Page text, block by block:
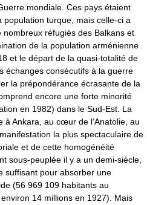
mondiale. Ces pays étaient
turque, mais celle-ci a
réfugiés des Balkans et
de la population arménienne
et le départ de la quasi-totalité de
échanges consécutifs à la guerre
la prépondérance écrasante de la
encore une forte minorité
en 1982) dans le Sud-Est. La
à Ankara, au cœur de l’Anatolie, au
la plus spectaculaire de
et de cette homogénéité
sous-peuplée il y a un demi-siècle,
suffisant pour absorber une
(56 969 109 habitants au
14 millions en 1927). Mais